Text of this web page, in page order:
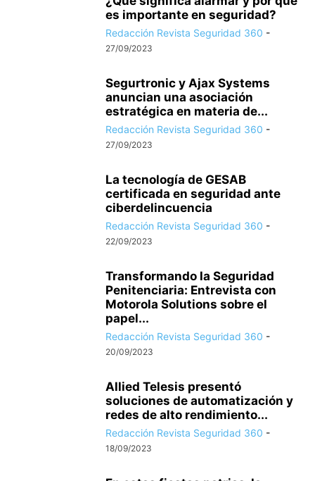
es importante en seguridad?
Redacción Revista Seguridad 360 -
27/09/2023
Segurtronic y Ajax Systems
anuncian una asociación
estratégica en materia de...
Redacción Revista Seguridad 360 -
27/09/2023
La tecnología de GESAB
certificada en seguridad ante
ciberdelincuencia
Redacción Revista Seguridad 360 -
22/09/2023
Transformando la Seguridad
Penitenciaria: Entrevista con
Motorola Solutions sobre el
papel...
Redacción Revista Seguridad 360 -
20/09/2023
Allied Telesis presentó
soluciones de automatización y
redes de alto rendimiento...
Redacción Revista Seguridad 360 -
18/09/2023